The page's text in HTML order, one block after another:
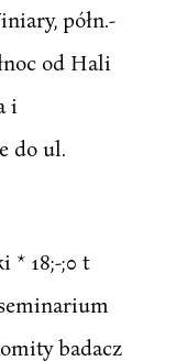
półn.-
od Hali
i
do ul.
* 18;-;0 t
badacz